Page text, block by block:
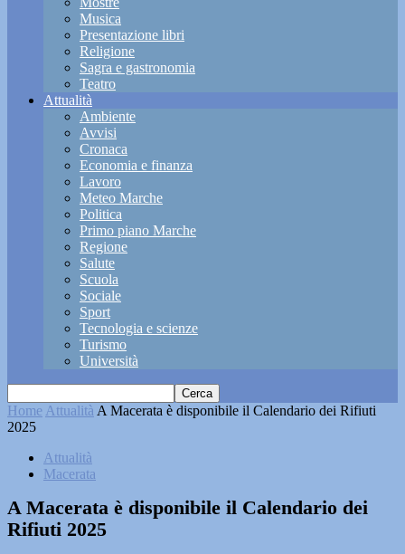
Musica
Presentazione libri
Religione
Sagra e gastronomia
Teatro
Attualità
Ambiente
Avvisi
Cronaca
Economia e finanza
Lavoro
Meteo Marche
Politica
Primo piano Marche
Regione
Salute
Scuola
Sociale
Sport
Tecnologia e scienze
Turismo
Università
Home Attualità A Macerata è disponibile il Calendario dei Rifiuti
2025
Attualità
Macerata
A Macerata è disponibile il Calendario dei
Rifiuti 2025